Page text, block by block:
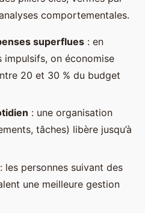
comportementales.
superflues : en
impulsifs, on économise
20 et 30 % du budget
: une organisation
tâches) libère jusqu’à
: les personnes suivant des
une meilleure gestion